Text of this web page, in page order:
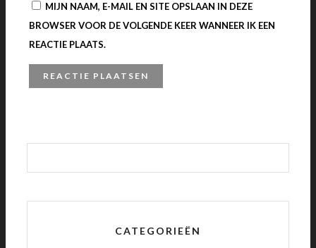
MIJN NAAM, E-MAIL EN SITE OPSLAAN IN DEZE
BROWSER VOOR DE VOLGENDE KEER WANNEER IK EEN
REACTIE PLAATS.
CATEGORIEËN